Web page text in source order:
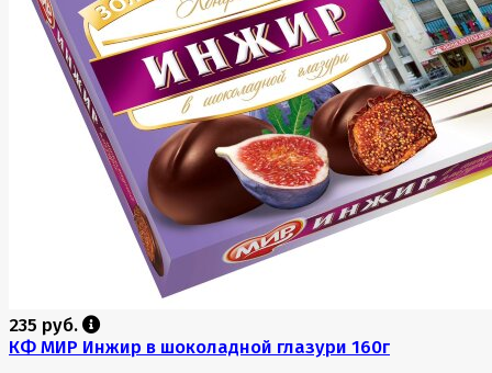
235 руб.
КФ МИР Инжир в шоколадной глазури 160г